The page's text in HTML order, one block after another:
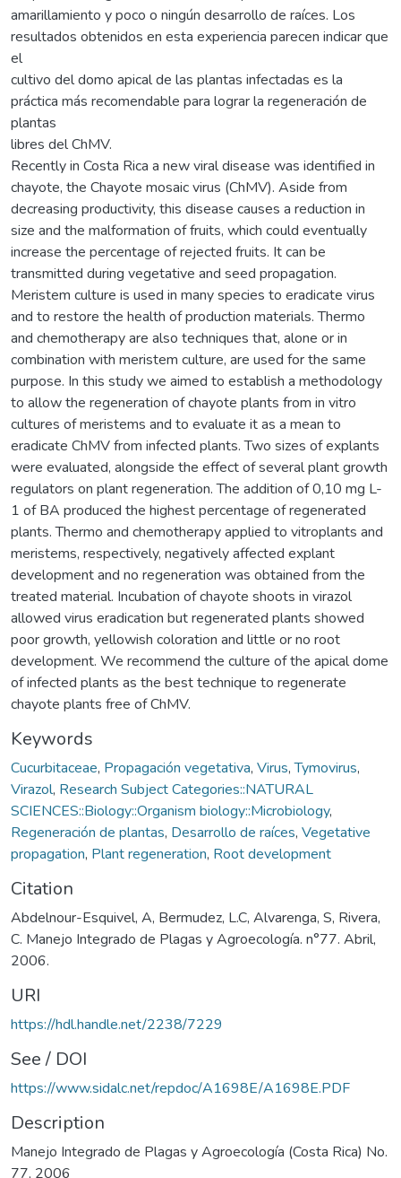
amarillamiento y poco o ningún desarrollo de raíces. Los
resultados obtenidos en esta experiencia parecen indicar que
el
cultivo del domo apical de las plantas infectadas es la
práctica más recomendable para lograr la regeneración de
plantas
libres del ChMV.
Recently in Costa Rica a new viral disease was identified in
chayote, the Chayote mosaic virus (ChMV). Aside from
decreasing productivity, this disease causes a reduction in
size and the malformation of fruits, which could eventually
increase the percentage of rejected fruits. It can be
transmitted during vegetative and seed propagation.
Meristem culture is used in many species to eradicate virus
and to restore the health of production materials. Thermo
and chemotherapy are also techniques that, alone or in
combination with meristem culture, are used for the same
purpose. In this study we aimed to establish a methodology
to allow the regeneration of chayote plants from in vitro
cultures of meristems and to evaluate it as a mean to
eradicate ChMV from infected plants. Two sizes of explants
were evaluated, alongside the effect of several plant growth
regulators on plant regeneration. The addition of 0,10 mg L-
1 of BA produced the highest percentage of regenerated
plants. Thermo and chemotherapy applied to vitroplants and
meristems, respectively, negatively affected explant
development and no regeneration was obtained from the
treated material. Incubation of chayote shoots in virazol
allowed virus eradication but regenerated plants showed
poor growth, yellowish coloration and little or no root
development. We recommend the culture of the apical dome
of infected plants as the best technique to regenerate
chayote plants free of ChMV.
Keywords
Cucurbitaceae, Propagación vegetativa, Virus,Tymovirus,
Virazol, Research Subject Categories::NATURAL
SCIENCES::Biology::Organism biology::Microbiology,
Regeneración de plantas, Desarrollo de raíces, Vegetative
propagation, Plant regeneration, Root development
Citation
Abdelnour-Esquivel, A, Bermudez, L.C, Alvarenga, S, Rivera,
C. Manejo Integrado de Plagas y Agroecología. n°77. Abril,
2006.
URI
https://hdl.handle.net/2238/7229
See / DOI
https://www.sidalc.net/repdoc/A1698E/A1698E.PDF
Description
Manejo Integrado de Plagas y Agroecología (Costa Rica) No.
77, 2006